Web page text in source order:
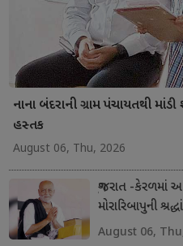
નાના બંદરાની ગ્રામ પંચાયતથી
હસ્તક
August 06, Thu, 2026
ગુજરાત -કેરળમાં
મોરારિબાપુની
August 06,